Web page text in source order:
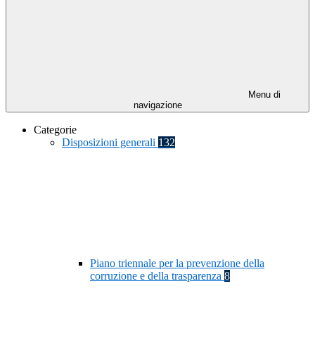
Menu di
navigazione
Categorie
Disposizioni generali 132
Piano triennale per la prevenzione della
corruzione e della trasparenza 8